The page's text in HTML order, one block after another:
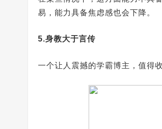
易，能力具备焦虑感也会下降。
5.身教大于言传
一个让人震撼的学霸博主，值得